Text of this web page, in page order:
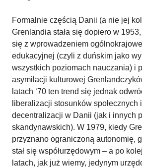
Formalnie częścią Danii (a nie jej
Grenlandia stała się dopiero w
się z wprowadzeniem
edukacyjnej (czyli z duńskim jako
wszystkich poziomach nauczania) i
asymilacji kulturowej
latach ‘70 ten trend się jednak
liberalizacji stosunków społecznych
decentralizacji w Danii (jak i innych
skandynawskich). W 1979, kiedy
przyznano ograniczoną autonomię,
stał się współurzędowym – a po
latach, jak już wiemy, jedynym